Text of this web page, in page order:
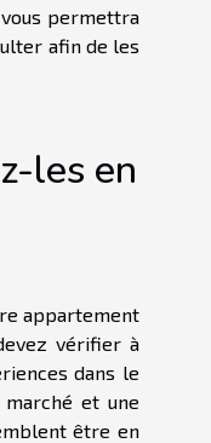
permettra
afin de les
les en
appartement
vérifier à
dans le
marché et une
être en